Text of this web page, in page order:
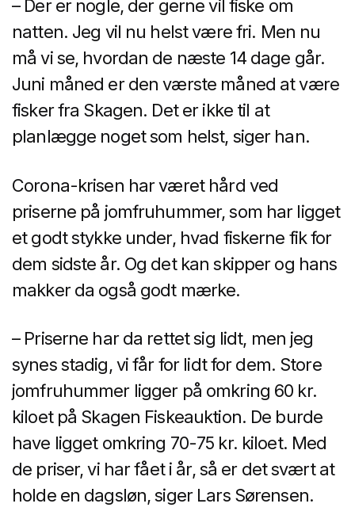
– Der er nogle, der gerne vil fiske om
natten. Jeg vil nu helst være fri. Men nu
må vi se, hvordan de næste 14 dage går.
Juni måned er den værste måned at være
fisker fra Skagen. Det er ikke til at
planlægge noget som helst, siger han.
Corona-krisen har været hård ved
priserne på jomfruhummer, som har ligget
et godt stykke under, hvad fiskerne fik for
dem sidste år. Og det kan skipper og hans
makker da også godt mærke.
– Priserne har da rettet sig lidt, men jeg
synes stadig, vi får for lidt for dem. Store
jomfruhummer ligger på omkring 60 kr.
kiloet på Skagen Fiskeauktion. De burde
have ligget omkring 70-75 kr. kiloet. Med
de priser, vi har fået i år, så er det svært at
holde en dagsløn, siger Lars Sørensen.